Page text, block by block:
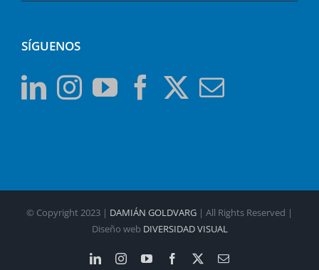
SÍGUENOS
© Copyright 2023 | DAMIÁN GOLDVARG | All Rights Reserved |
Diseño web DIVERSIDAD VISUAL
LinkedInInstagramYouTubeFacebook Email